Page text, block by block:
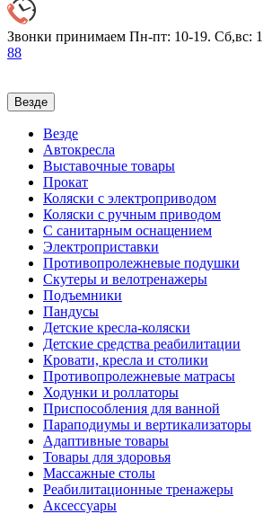
Звонки принимаем Пн-пт: 10-19. Сб,вс:
88
Везде
Везде
Автокресла
Выставочные товары
Прокат
Коляски с электроприводом
Коляски с ручным приводом
С санитарным оснащением
Электроприставки
Противопролежневые подушки
Скутеры и велотренажеры
Подъемники
Пандусы
Детские кресла-коляски
Детские средства реабилитации
Кровати, кресла и столики
Противопролежневые матрасы
Ходунки и роллаторы
Приспособления для ванной
Параподиумы и вертикализаторы
Адаптивные товары
Товары для здоровья
Массажные столы
Реабилитационные тренажеры
Аксессуары